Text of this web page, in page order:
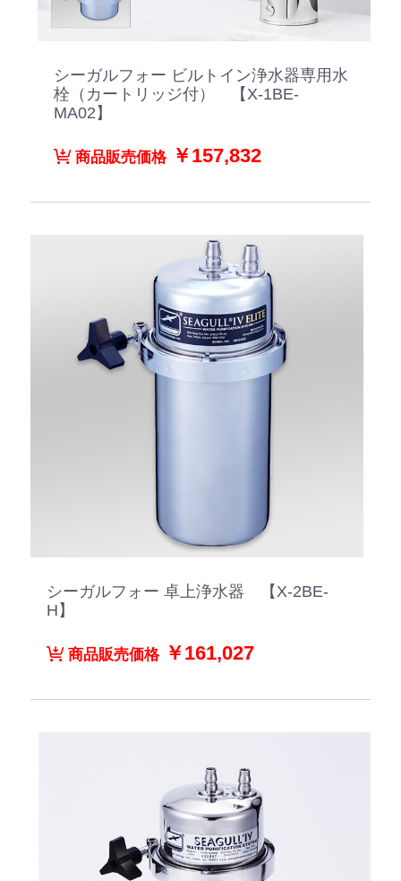
シーガルフォー ビルトイン浄水器専用水
栓（カートリッジ付） 【X-1BE-
MA02】
商品販売価格￥157,832
シーガルフォー 卓上浄水器 【X-2BE-
H】
商品販売価格￥161,027